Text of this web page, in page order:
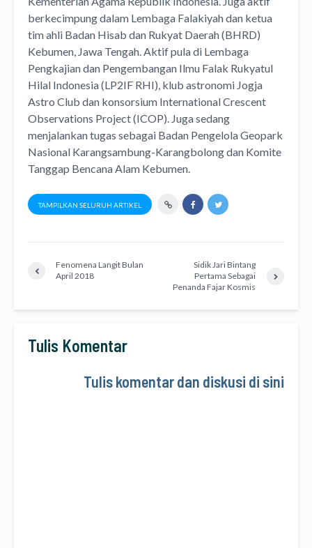
berkecimpung dalam Lembaga Falakiyah dan ketua
tim ahli Badan Hisab dan Rukyat Daerah (BHRD)
Kebumen, Jawa Tengah. Aktif pula di Lembaga
Pengkajian dan Pengembangan Ilmu Falak Rukyatul
Hilal Indonesia (LP2IF RHI), klub astronomi Jogja
Astro Club dan konsorsium International Crescent
Observations Project (ICOP). Juga sedang
menjalankan tugas sebagai Badan Pengelola Geopark
Nasional Karangsambung-Karangbolong dan Komite
Tanggap Bencana Alam Kebumen.
TAMPILKAN SELURUH ARTIKEL
Fenomena Langit Bulan
April 2018
Sidik Jari Bintang
Pertama Sebagai
Penanda Fajar Kosmis
Tulis Komentar
Tulis komentar dan diskusi di sini